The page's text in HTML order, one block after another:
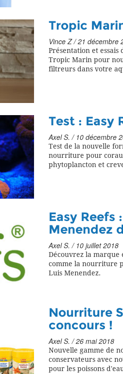
Tropic
Vince Z / 21 décembre
Présentation et
Tropic Marin pour
filtreurs dans votre
Test : Easy
Axel S. / 10 décembre
Test de la nouvelle
nourriture pour
phytoplancton et
Easy Reefs
Menendez
Axel S. / 10 juillet 2018
Découvrez la marque
comme la nourriture
Luis Menendez.
Nourriture
concours !
Axel S. / 26 mai 2018
Nouvelle gamme de
conservateurs avec
pour les poissons